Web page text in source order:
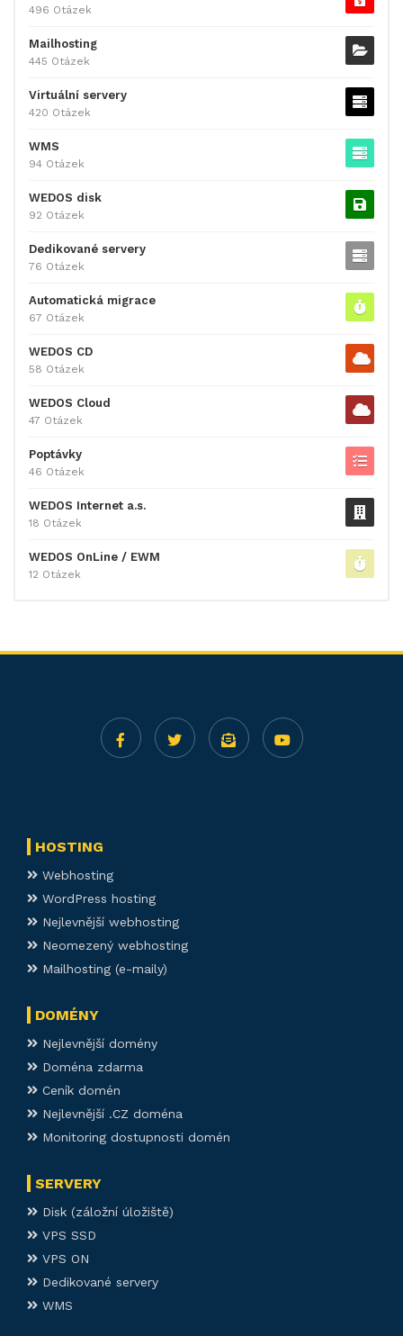
496 Otázek
Mailhosting
445 Otázek
Virtuální servery
420 Otázek
WMS
94 Otázek
WEDOS disk
92 Otázek
Dedikované servery
76 Otázek
Automatická migrace
67 Otázek
WEDOS CD
58 Otázek
WEDOS Cloud
47 Otázek
Poptávky
46 Otázek
WEDOS Internet a.s.
18 Otázek
WEDOS OnLine / EWM
12 Otázek
HOSTING
Webhosting
WordPress hosting
Nejlevnější webhosting
Neomezený webhosting
Mailhosting (e-maily)
DOMÉNY
Nejlevnější domény
Doména zdarma
Ceník domén
Nejlevnější .CZ doména
Monitoring dostupnosti domén
SERVERY
Disk (záložní úložiště)
VPS SSD
VPS ON
Dedikované servery
WMS